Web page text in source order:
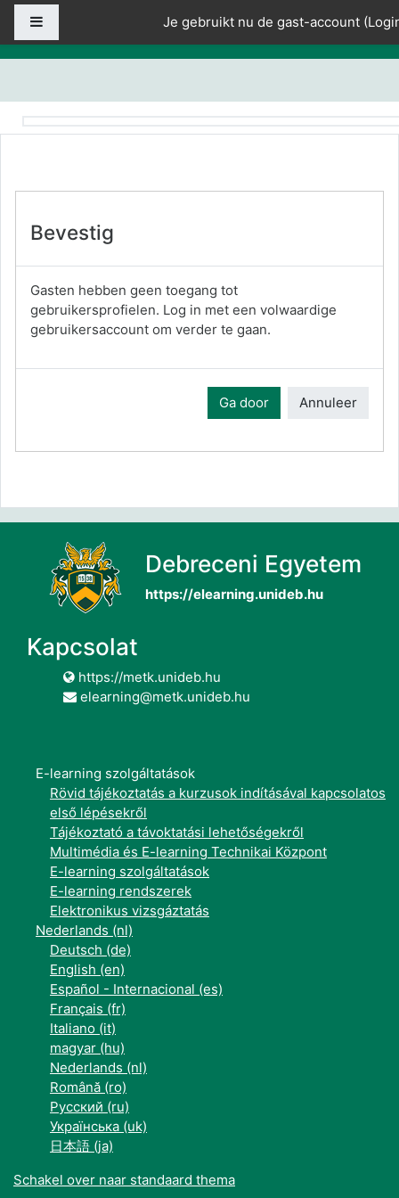
Ga naar hoofdinhoud
Je gebruikt nu de gast-account (
Bevestig
Gasten hebben geen toegang tot
gebruikersprofielen. Log in met een volwaardige
gebruikersaccount om verder te gaan.
Ga door Annuleer
Debreceni Egyetem
https://elearning.unideb.hu
Kapcsolat
https://metk.unideb.hu
elearning@metk.unideb.hu
E-learning szolgáltatások
Rövid tájékoztatás a kurzusok indításával kapcsolatos
első lépésekről
Tájékoztató a távoktatási lehetőségekről
Multimédia és E-learning Technikai Központ
E-learning szolgáltatások
E-learning rendszerek
Elektronikus vizsgáztatás
Nederlands ‎(nl)‎
Deutsch ‎(de)‎
English ‎(en)‎
Español - Internacional ‎(es)‎
Français ‎(fr)‎
Italiano ‎(it)‎
magyar ‎(hu)‎
Nederlands ‎(nl)‎
Română ‎(ro)‎
Русский ‎(ru)‎
Українська ‎(uk)‎
日本語 ‎(ja)‎
Schakel over naar standaard thema